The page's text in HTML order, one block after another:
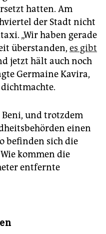
hatten. Am
der Stadt nicht
„Wir haben gerade
überstanden, es gibt
jetzt hält auch noch
Germaine Kavira,
und trotzdem
einen
befinden sich die
kommen die
entfernte